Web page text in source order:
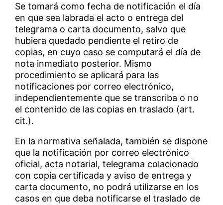
Se tomará como fecha de notificación el día
en que sea labrada el acto o entrega del
telegrama o carta documento, salvo que
hubiera quedado pendiente el retiro de
copias, en cuyo caso se computará el día de
nota inmediato posterior. Mismo
procedimiento se aplicará para las
notificaciones por correo electrónico,
independientemente que se transcriba o no
el contenido de las copias en traslado (art.
cit.).
En la normativa señalada, también se dispone
que la notificación por correo electrónico
oficial, acta notarial, telegrama colacionado
con copia certificada y aviso de entrega y
carta documento, no podrá utilizarse en los
casos en que deba notificarse el traslado de